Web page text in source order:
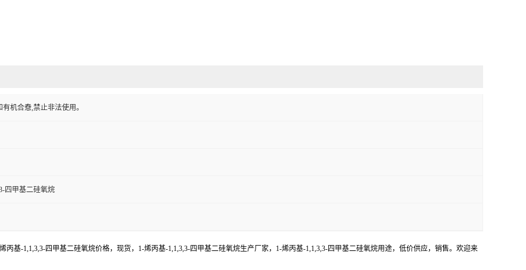
机合憃,禁止非法使用。
四甲基二硅氧烷
基-1,1,3,3-四甲基二硅氧烷价格，现货，1-烯丙基-1,1,3,3-四甲基二硅氧烷生产厂家，1-烯丙基-1,1,3,3-四甲基二硅氧烷用途，低价供应，销售。欢迎来